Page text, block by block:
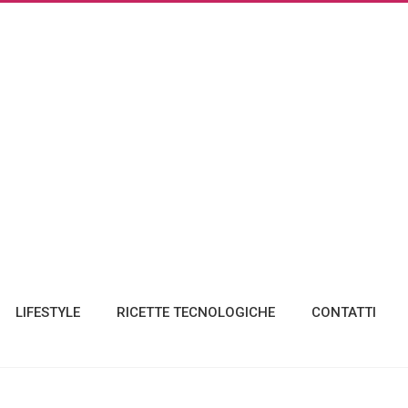
LIFESTYLE RICETTE TECNOLOGICHE CONTATTI